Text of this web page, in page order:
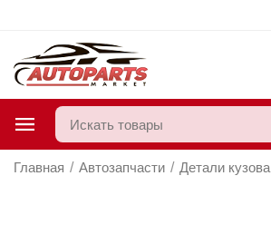
Главная / Автозапчасти / Детали кузова